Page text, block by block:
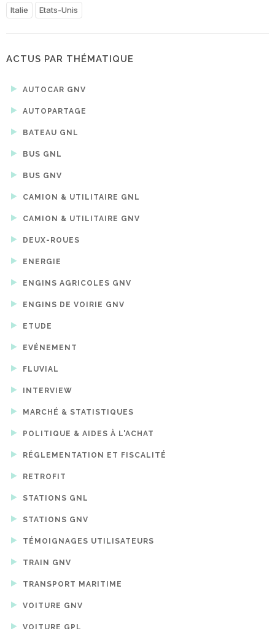
Italie
Etats-Unis
ACTUS PAR THÉMATIQUE
AUTOCAR GNV
AUTOPARTAGE
BATEAU GNL
BUS GNL
BUS GNV
CAMION & UTILITAIRE GNL
CAMION & UTILITAIRE GNV
DEUX-ROUES
ENERGIE
ENGINS AGRICOLES GNV
ENGINS DE VOIRIE GNV
ETUDE
EVÉNEMENT
FLUVIAL
INTERVIEW
MARCHÉ & STATISTIQUES
POLITIQUE & AIDES À L'ACHAT
RÉGLEMENTATION ET FISCALITÉ
RETROFIT
STATIONS GNL
STATIONS GNV
TÉMOIGNAGES UTILISATEURS
TRAIN GNV
TRANSPORT MARITIME
VOITURE GNV
VOITURE GPL